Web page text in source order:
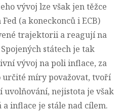
vývoj lze však jen těžce
(a koneckonců i ECB)
trajektorii a reagují na
státech je tak
vývoj na poli inflace, za
míry považovat, tvoří
nejistota je však
inflace je stále nad cílem.